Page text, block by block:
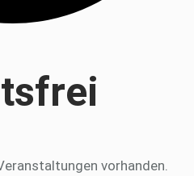
vorhanden.